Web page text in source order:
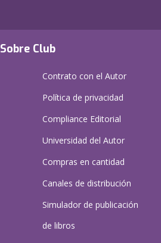
Sobre Club
Contrato con el Autor
Política de privacidad
Compliance Editorial
Universidad del Autor
Compras en cantidad
Canales de distribución
Simulador de publicación
de libros